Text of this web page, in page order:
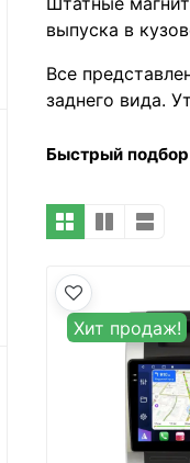
выпуска в
Все
заднего вида.
Быстрый подбор
Хит продаж!